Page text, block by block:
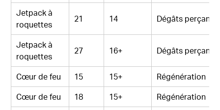
Jetpack à
roquettes
21 14 Dégâts perçants
Jetpack à
roquettes
27 16+ Dégâts perçants
Cœur de feu 15 15+
Régénération
Cœur de feu
18 15+
Régénération